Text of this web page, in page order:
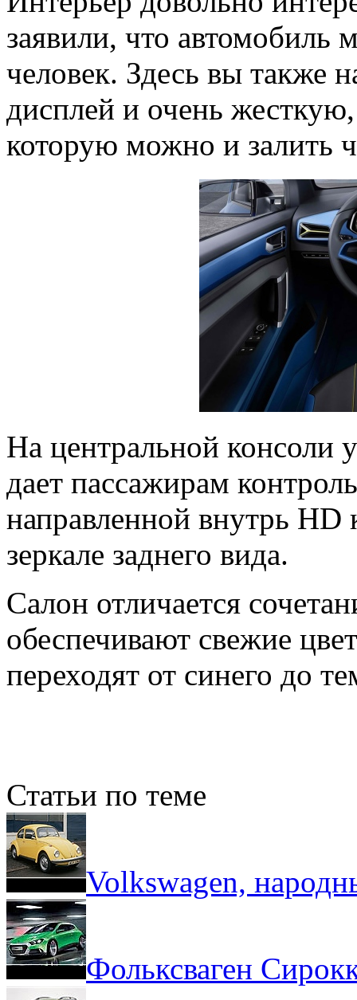
заявили, что автомобиль
человек. Здесь вы также
дисплей и очень
которую можно и залить
На центральной консоли
дает пассажирам
направленной внутрь
зеркале заднего вида.
Салон отличается
обеспечивают свежие
переходят от синего до
Статьи по теме
Volkswagen,
Фольксваген